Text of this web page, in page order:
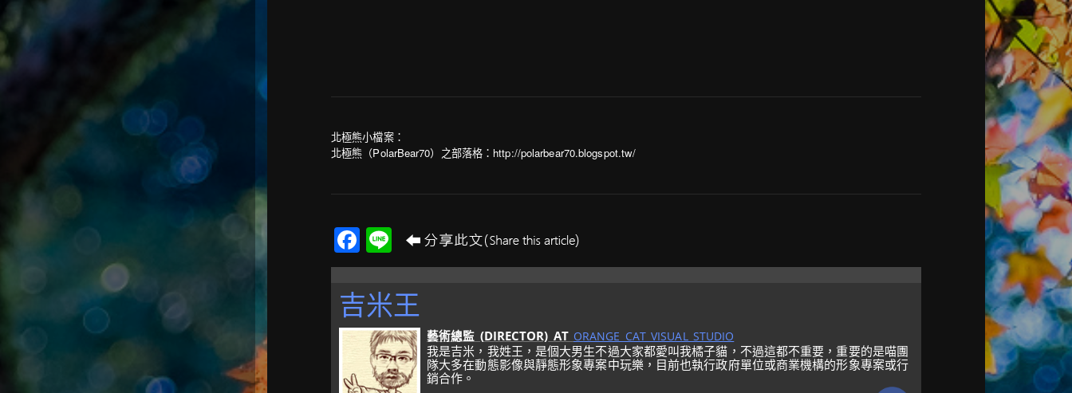
北極熊小檔案：
北極熊（PolarBear70）之部落格：http://polarbear70.blogspot.tw/
Facebook
Line
吉米王
藝術總監 (DIRECTOR) AT ORANGE CAT VISUAL STUDIO
我是吉米，我姓王，是個大男生不過大家都愛叫我橘子貓，不過這都不重要，重要的是喵團
隊大多在動態影像與靜態形象專案中玩樂，目前也執行政府單位或商業機構的形象專案或行
銷合作。